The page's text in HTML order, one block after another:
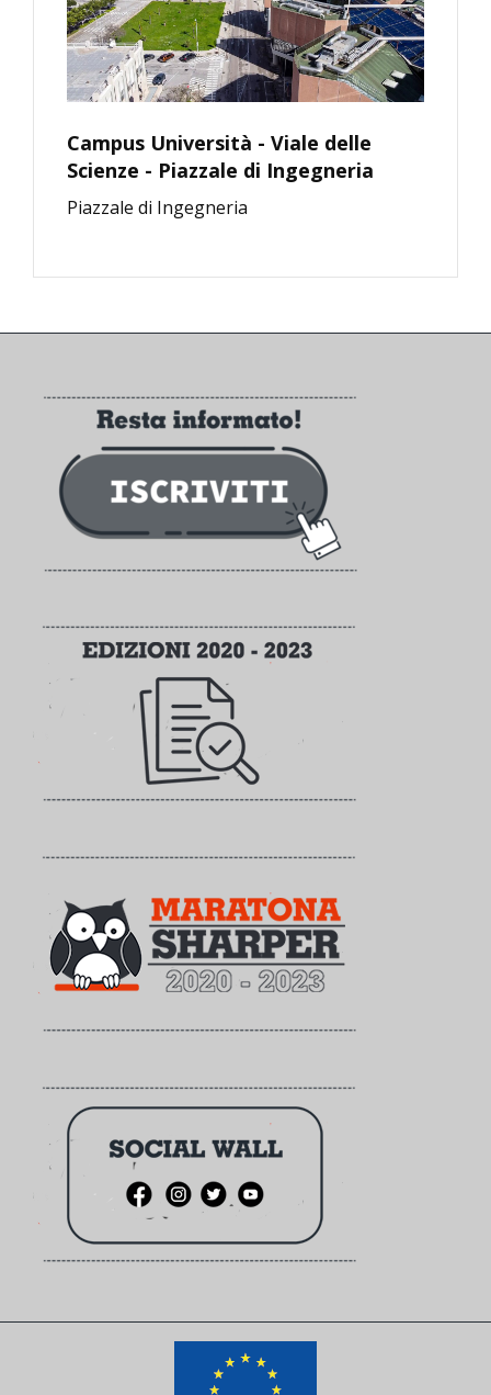
Campus Università - Viale delle
Scienze - Piazzale di Ingegneria
Piazzale di Ingegneria